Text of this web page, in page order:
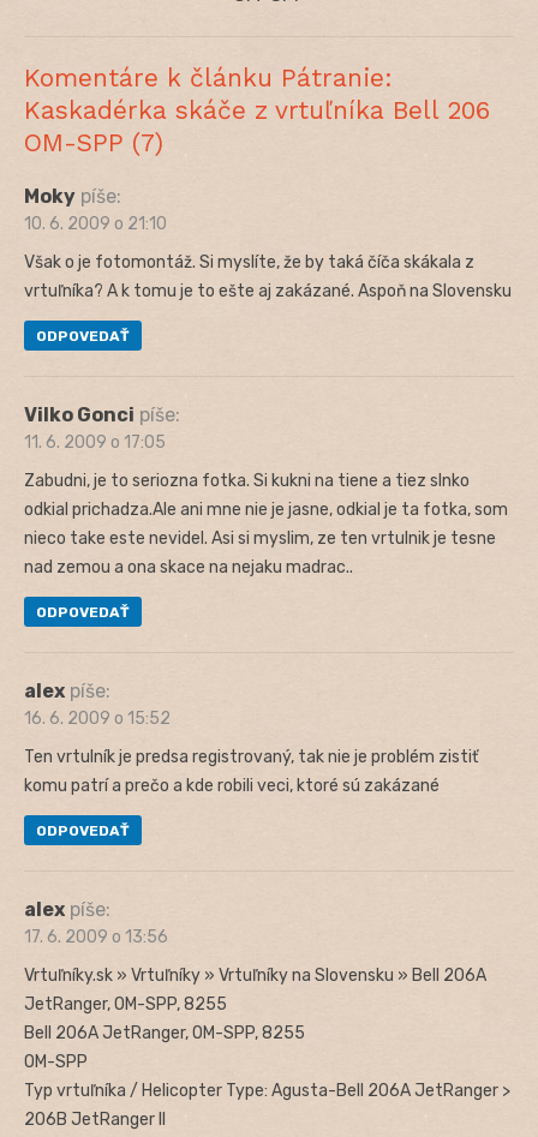
Komentáre k článku Pátranie:
Kaskadérka skáče z vrtuľníka Bell 206
OM-SPP (7)
Moky píše:
10. 6. 2009 o 21:10
Však o je fotomontáž. Si myslíte, že by taká číča skákala z
vrtuľníka? A k tomu je to ešte aj zakázané. Aspoň na Slovensku
ODPOVEDAŤ
Vilko Gonci píše:
11. 6. 2009 o 17:05
Zabudni, je to seriozna fotka. Si kukni na tiene a tiez slnko
odkial prichadza.Ale ani mne nie je jasne, odkial je ta fotka, som
nieco take este nevidel. Asi si myslim, ze ten vrtulnik je tesne
nad zemou a ona skace na nejaku madrac..
ODPOVEDAŤ
alex píše:
16. 6. 2009 o 15:52
Ten vrtulník je predsa registrovaný, tak nie je problém zistiť
komu patrí a prečo a kde robili veci, ktoré sú zakázané
ODPOVEDAŤ
alex píše:
17. 6. 2009 o 13:56
Vrtuľníky.sk » Vrtuľníky » Vrtuľníky na Slovensku » Bell 206A
JetRanger, OM-SPP, 8255
Bell 206A JetRanger, OM-SPP, 8255
OM-SPP
Typ vrtuľníka / Helicopter Type: Agusta-Bell 206A JetRanger >
206B JetRanger II